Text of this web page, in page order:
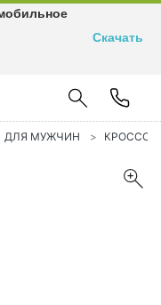
ДЛЯ МУЖЧИН
Скачать